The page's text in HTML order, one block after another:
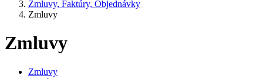
Zmluvy, Faktúry, Objednávky
Zmluvy
Zmluvy
Zmluvy